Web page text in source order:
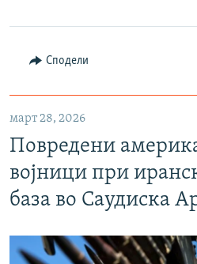
Сподели
март 28, 2026
Повредени
војници при
база во Саудиска